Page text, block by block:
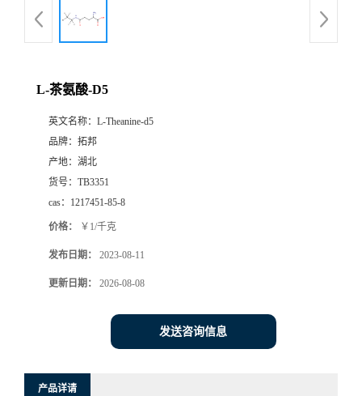
L-茶氨酸-D5
英文名称： L-Theanine-d5
品牌： 拓邦
产地： 湖北
货号： TB3351
cas： 1217451-85-8
价格： ￥1/千克
发布日期： 2023-08-11
更新日期： 2026-08-08
发送咨询信息
产品详请